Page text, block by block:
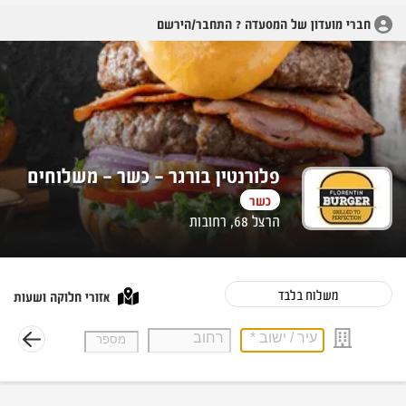
חברי מועדון של המסעדה ? התחבר/הירשם
פלורנטין בורגר - כשר - משלוחים
כשר
הרצל 68, רחובות
משלוח בלבד אזורי חלוקה ושעות